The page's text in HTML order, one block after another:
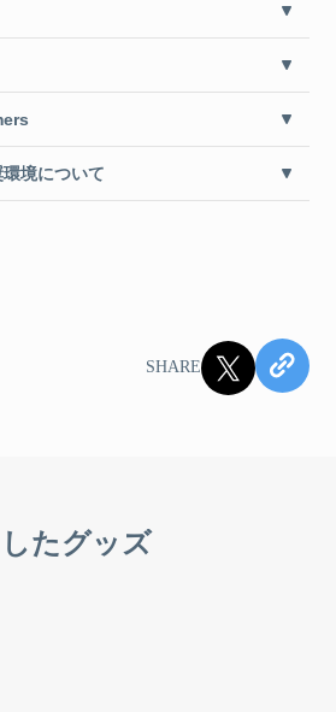
境について
SHARE
たグッズ